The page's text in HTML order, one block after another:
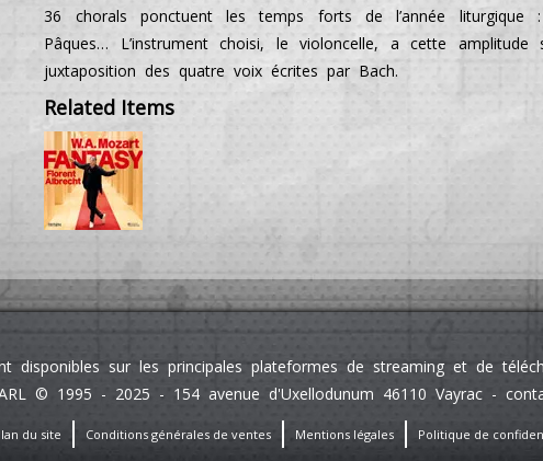
36 chorals ponctuent les temps forts de l’année liturgique :
Pâques… L’instrument choisi, le violoncelle, a cette
juxtaposition des quatre voix écrites par Bach.
Related Items
disponibles sur les principales plateformes de streaming et de
© 1995 - 2025 - 154 avenue d'Uxellodunum 46110 Vayrac -
du site Conditions générales de ventes Mentions légales Politique de